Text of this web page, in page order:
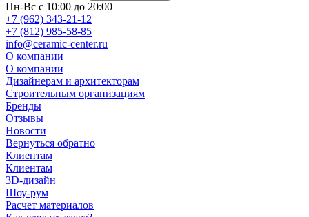
Пн-Вс с 10:00 до 20:00
+7 (962) 343-21-12
+7 (812) 985-58-85
info@ceramic-center.ru
О компании
О компании
Дизайнерам и архитекторам
Строительным организациям
Бренды
Отзывы
Новости
Вернуться обратно
Клиентам
Клиентам
3D-дизайн
Шоу-рум
Расчет материалов